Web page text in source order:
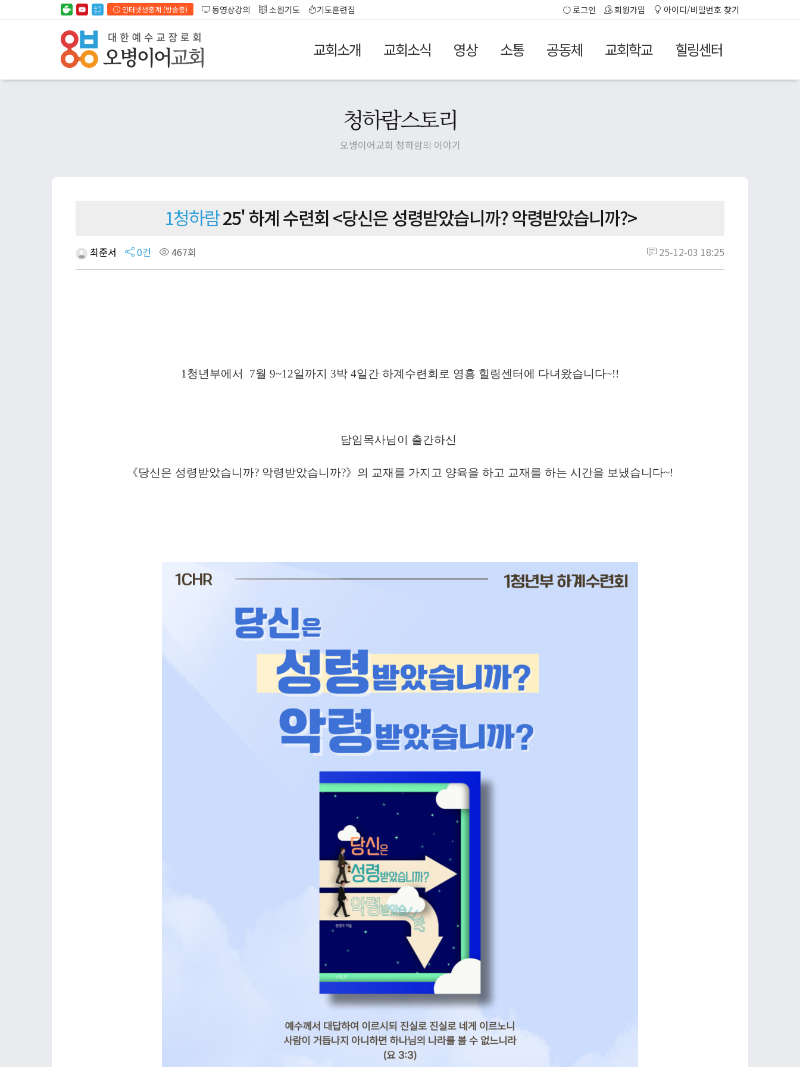
인터넷생중계 (방송중) 동영상강의 소원기도 기도훈련집 로그인 회원가입 아이디/비밀번호 찾기
교회소개 교회소식 영상 소통 공동체 교회학교 힐링센터
청하람스토리
오병이어교회 청하람의 이야기
1청하람25' 하계 수련회 <당신은 성령받았습니까? 악령받았습니까?>
최준서 0건 467회 25-12-03 18:25
1청년부에서 7월 9~12일까지 3박 4일간 하계수련회로 영흥 힐링센터에 다녀왔습니다~!!
담임목사님이 출간하신
《당신은 성령받았습니까? 악령받았습니까?》의 교재를 가지고 양육을 하고 교재를 하는 시간을 보냈습니다~!